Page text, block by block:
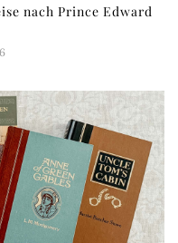
nach Prince Edward